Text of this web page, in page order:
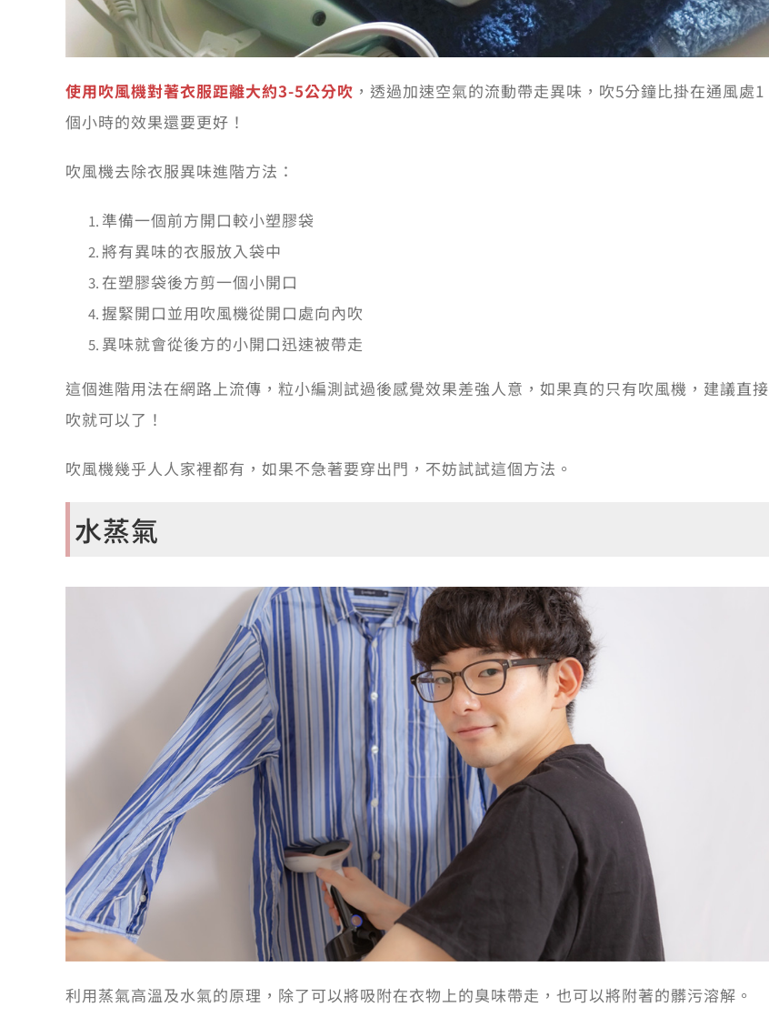
使用吹風機對著衣服距離大約3-5公分吹 ，透過加速空氣的流動帶走異味，吹5分鐘比掛在通風處1
個小時的效果還要更好！
吹風機去除衣服異味進階方法：
準備一個前方開口較小塑膠袋
將有異味的衣服放入袋中
在塑膠袋後方剪一個小開口
握緊開口並用吹風機從開口處向內吹
異味就會從後方的小開口迅速被帶走
這個進階用法在網路上流傳，粒小編測試過後感覺效果差強人意，如果真的只有吹風機，建議直接
吹就可以了！
吹風機幾乎人人家裡都有，如果不急著要穿出門，不妨試試這個方法。
水蒸氣
利用蒸氣高溫及水氣的原理，除了可以將吸附在衣物上的臭味帶走，也可以將附著的髒污溶解。